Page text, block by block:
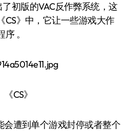
初版的VAC反作弊系统，这
CS》中，它让一些游戏大作
。
《CS》
会遭到单个游戏封停或者整个